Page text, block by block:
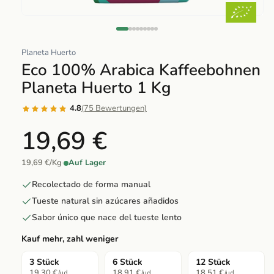
multimedia
1
en
una
ventana
modal
Planeta Huerto
Eco 100% Arabica Kaffeebohnen
Planeta Huerto 1 Kg
4.8(75 Bewertungen)
19,69 €
19,69 €/Kg· Auf Lager
Recolectado de forma manual
Tueste natural sin azúcares añadidos
Sabor único que nace del tueste lento
Kauf mehr, zahl weniger
3 Stück
6 Stück 12 Stück